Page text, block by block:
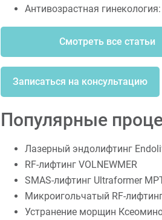
Антивозрастная
Смотреть все статьи
Записаться на консультацию
Популярные
Лазерный эндолифтинг
RF-лифтинг VOLNEWMER
SMAS-лифтинг Ultraformer
Микроигольчатый RF-
Устранение морщин